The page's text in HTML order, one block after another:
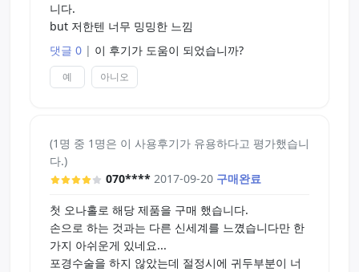
니다.
but 저한텐 너무 밍밍한 느낌
댓글 0 | 이 후기가 도움이 되었습니까?
예 아니오
(1명 중 1명은 이 사용후기가 유용하다고 평가했습니
다.)
070**** 2017-09-20 구매완료
첫 오나홀로 해당 제품을 구매 했습니다.
손으로 하는 것과는 다른 신세계를 느꼈습니다만 한
가지 아쉬운게 있네요...
포경수술을 하지 않았는데 절정시에 귀두부분이 너